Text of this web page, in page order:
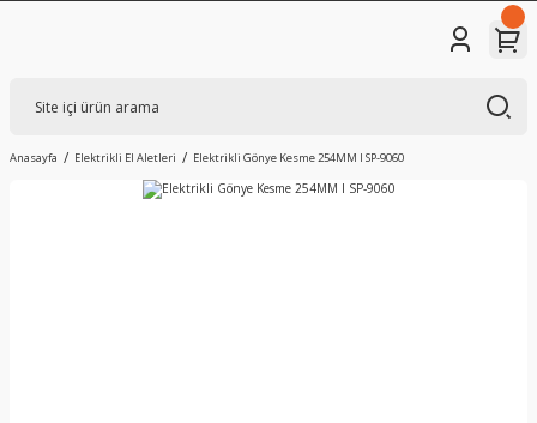
Anasayfa Elektrikli El Aletleri Elektrikli Gönye Kesme 254MM I SP-9060